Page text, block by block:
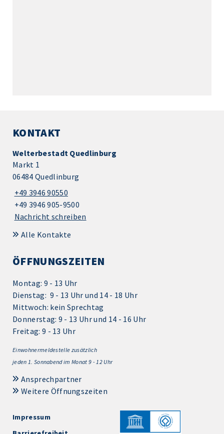
KONTAKT
Welterbestadt Quedlinburg
Markt 1
06484 Quedlinburg
+49 3946 90550
+49 3946 905-9500
Nachricht schreiben
Alle Kontakte
ÖFFNUNGSZEITEN
Montag: 9 - 13 Uhr
Dienstag: 9 - 13 Uhr und 14 - 18 Uhr
Mittwoch: kein Sprechtag
Donnerstag: 9 - 13 Uhr und 14 - 16 Uhr
Freitag: 9 - 13 Uhr
Einwohnermeldestelle zusätzlich
jeden 1. Sonnabend im Monat 9 - 12 Uhr
Ansprechpartner
Weitere Öffnungszeiten
Impressum